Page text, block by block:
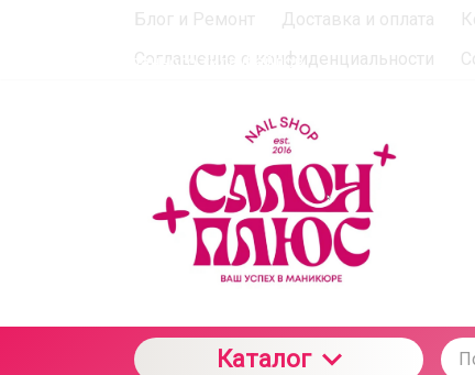
Блог и Ремонт Доставка и оплата
Соглашение о конфиденциальности
Каталог
При использовании данного сайта вы
отношении данного типа файлов